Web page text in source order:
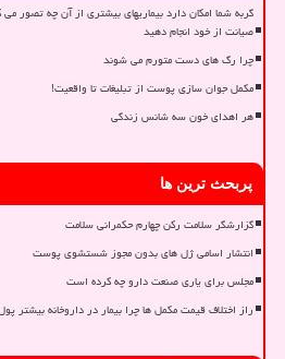
گربه شما امکان دارد بیماریهای بیشتری از آن چه تصور می
صیانت از خود انجام دهید
چرا رگ های دست متورم می شوند
مکمل جوان سازی پوست از تبلیغات تا واقعیت!
هر اهدای خون سه شانس زندگی
پربحث ترین ها
گزارشگر سلامت رکن چهارم حکمرانی سلامت
انتشار اسامی ژل های بدون مجوز شستشوی پوست
مجلس برای یاری صنعت دارو چه کرده است
راز اختلاف قیمت مکمل ها چرا بیمار در داروخانه بیشتر